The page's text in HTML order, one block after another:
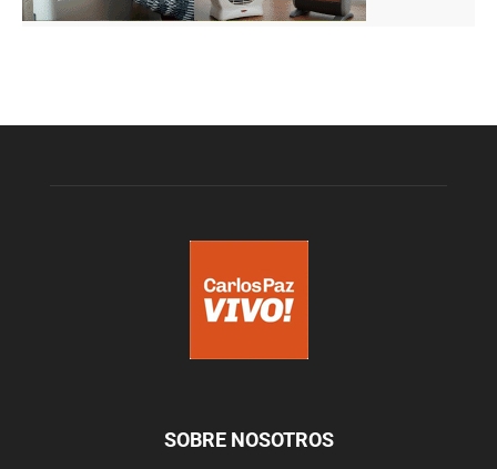
SOBRE NOSOTROS